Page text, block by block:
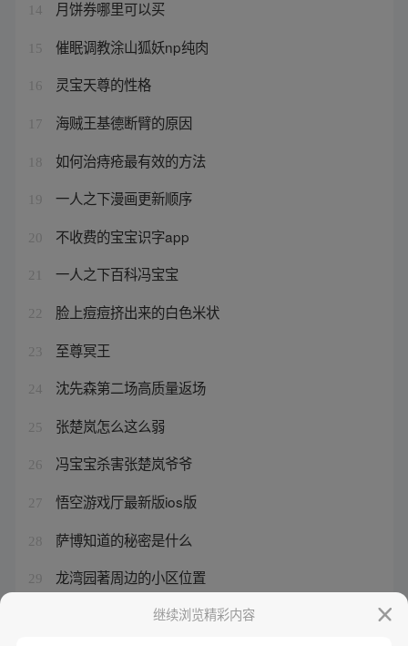
14 月饼券哪里可以买
15 催眠调教涂山狐妖np纯肉
16 灵宝天尊的性格
17 海贼王基德断臂的原因
18 如何治痔疮最有效的方法
19 一人之下漫画更新顺序
20 不收费的宝宝识字app
21 一人之下百科冯宝宝
22 脸上痘痘挤出来的白色米状
23 至尊冥王
24 沈先森第二场高质量返场
25 张楚岚怎么这么弱
26 冯宝宝杀害张楚岚爷爷
27 悟空游戏厅最新版ios版
28 萨博知道的秘密是什么
29 龙湾园著周边的小区位置
悟空影视的在线观看平台继续浏览精彩内容